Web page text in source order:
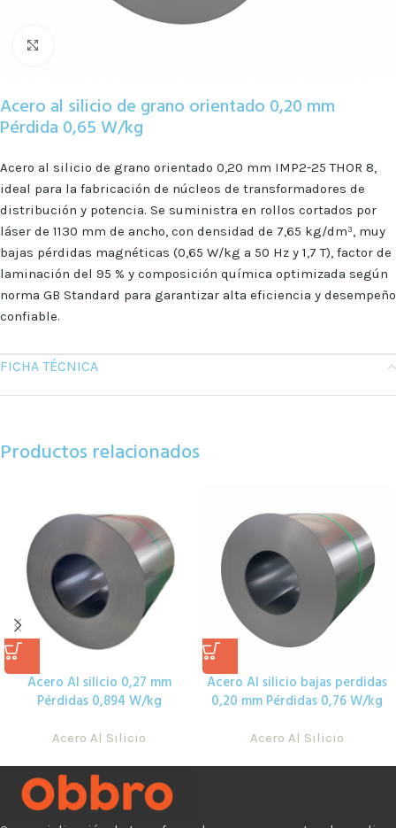
Acero al silicio de grano orientado 0,20 mm
Pérdida 0,65 W/kg
Acero al silicio de grano orientado 0,20 mm IMP2-25 THOR 8,
ideal para la fabricación de núcleos de transformadores de
distribución y potencia. Se suministra en rollos cortados por
láser de 1130 mm de ancho, con densidad de 7,65 kg/dm³, muy
bajas pérdidas magnéticas (0,65 W/kg a 50 Hz y 1,7 T), factor de
laminación del 95 % y composición química optimizada según
norma GB Standard para garantizar alta eficiencia y desempeño
confiable.
FICHA TÉCNICA
Productos relacionados
Acero Al silicio 0,27 mm
Pérdidas 0,894 W/kg
Acero Al Silicio
Acero Al silicio bajas perdidas
0,20 mm Pérdidas 0,76 W/kg
Acero Al Silicio